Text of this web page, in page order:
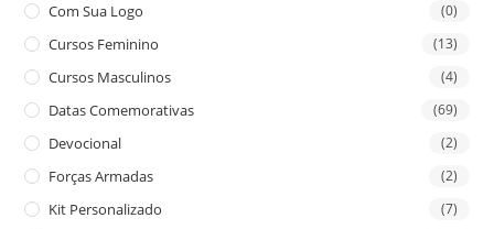
Com Sua Logo (0)
Cursos Feminino (13)
Cursos Masculinos (4)
Datas Comemorativas (69)
Devocional (2)
Forças Armadas (2)
Kit Personalizado (7)